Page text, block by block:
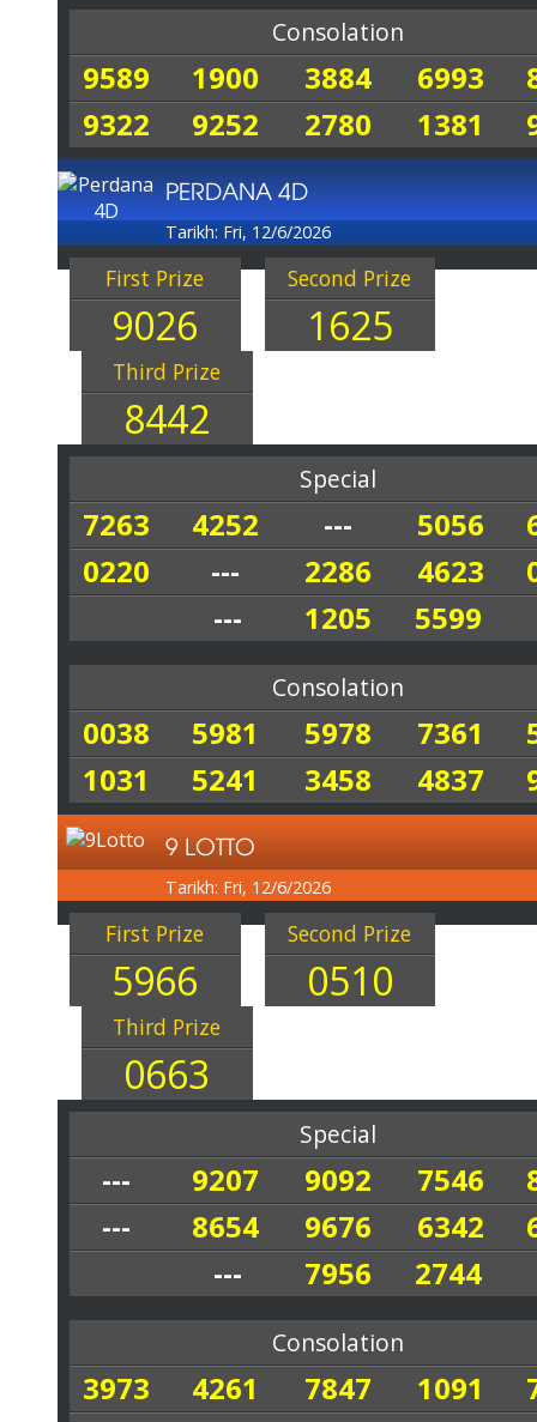
Consolation
9589 1900 3884 6993
9322
9252 2780 1381
PERDANA 4D
Tarikh: Fri, 12/6/2026
First Prize
9026
Second Prize
1625
Third Prize
8442
Special
7263 4252 --- 5056
0220
--- 2286 4623
---
1205 5599
Consolation
0038 5981 5978 7361
1031
5241 3458 4837
9 LOTTO
Tarikh: Fri, 12/6/2026
First Prize
5966
Second Prize
0510
Third Prize
0663
Special
--- 9207 9092 7546
---
8654 9676 6342
---
7956 2744
Consolation
3973 4261 7847 1091